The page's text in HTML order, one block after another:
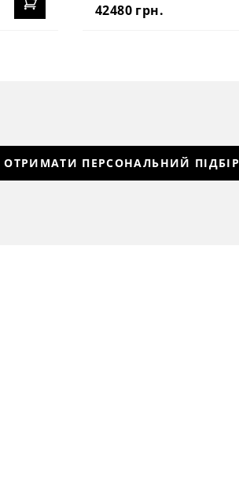
42480 грн.
ОТРИМАТИ ПЕРСОНАЛЬНИЙ ПІДБІР